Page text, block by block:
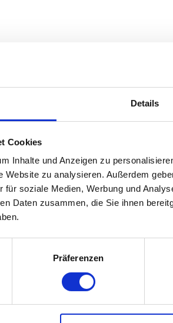
Details
Cookies
Inhalte und Anzeigen zu
Website zu analysieren. Außerdem
für soziale Medien, Werbung und
Daten zusammen, die Sie ihnen
Präferenzen